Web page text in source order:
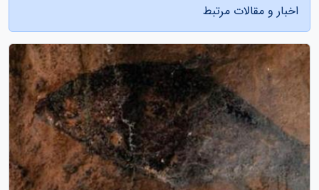
اخبار و مقالات مرتبط